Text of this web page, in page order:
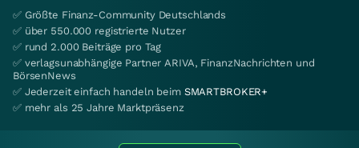
✅ Größte Finanz-Community Deutschlands
✅ über 550.000 registrierte Nutzer
✅ rund 2.000 Beiträge pro Tag
✅ verlagsunabhängige Partner ARIVA, FinanzNachrichten und
BörsenNews
✅ Jederzeit einfach handeln beim SMARTBROKER+
✅ mehr als 25 Jahre Marktpräsenz